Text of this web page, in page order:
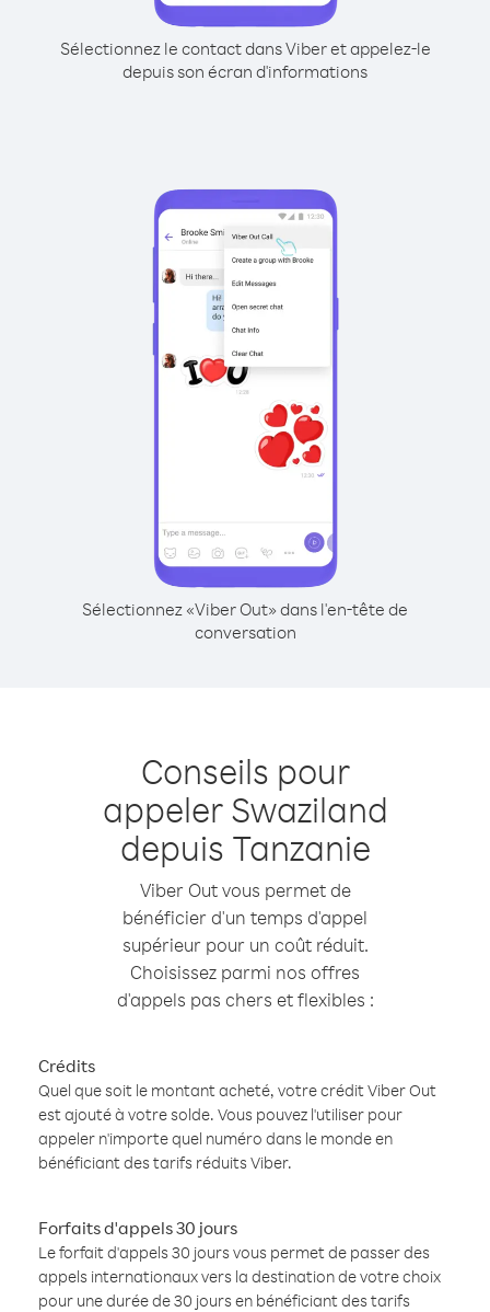
Sélectionnez le contact dans Viber et appelez-le
depuis son écran d'informations
Sélectionnez «Viber Out» dans l'en-tête de
conversation
Conseils pour
appeler Swaziland
depuis Tanzanie
Viber Out vous permet de
bénéficier d'un temps d'appel
supérieur pour un coût réduit.
Choisissez parmi nos offres
d'appels pas chers et flexibles :
Crédits
Quel que soit le montant acheté, votre crédit Viber Out
est ajouté à votre solde. Vous pouvez l'utiliser pour
appeler n'importe quel numéro dans le monde en
bénéficiant des tarifs réduits Viber.
Forfaits d'appels 30 jours
Le forfait d'appels 30 jours vous permet de passer des
appels internationaux vers la destination de votre choix
pour une durée de 30 jours en bénéficiant des tarifs